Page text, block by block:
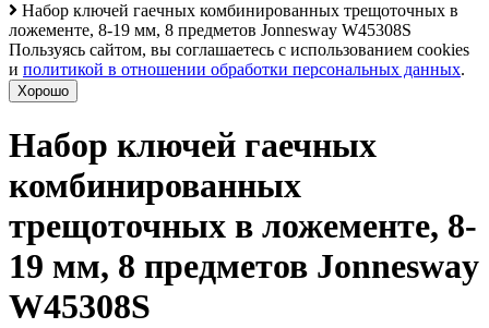
Набор ключей гаечных комбинированных трещоточных в
ложементе, 8-19 мм, 8 предметов Jonnesway W45308S
Пользуясь сайтом, вы соглашаетесь с использованием cookies
и политикой в отношении обработки персональных данных.
Хорошо
Набор ключей гаечных
комбинированных
трещоточных в ложементе, 8-
19 мм, 8 предметов Jonnesway
W45308S